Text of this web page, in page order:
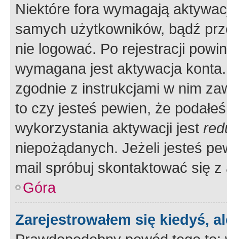
Niektóre fora wymagają
samych użytkowników, bądź
nie logować. Po rejestracji
wymagana jest aktywacja
zgodnie z instrukcjami w nim
to czy jesteś pewien, że
wykorzystania aktywacji jest
niepożądanych. Jeżeli jesteś
mail spróbuj skontaktować się
Góra
Zarejestrowałem się kiedyś,